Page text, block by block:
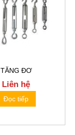
TĂNG ĐƠ
Liên hệ
Đọc tiếp